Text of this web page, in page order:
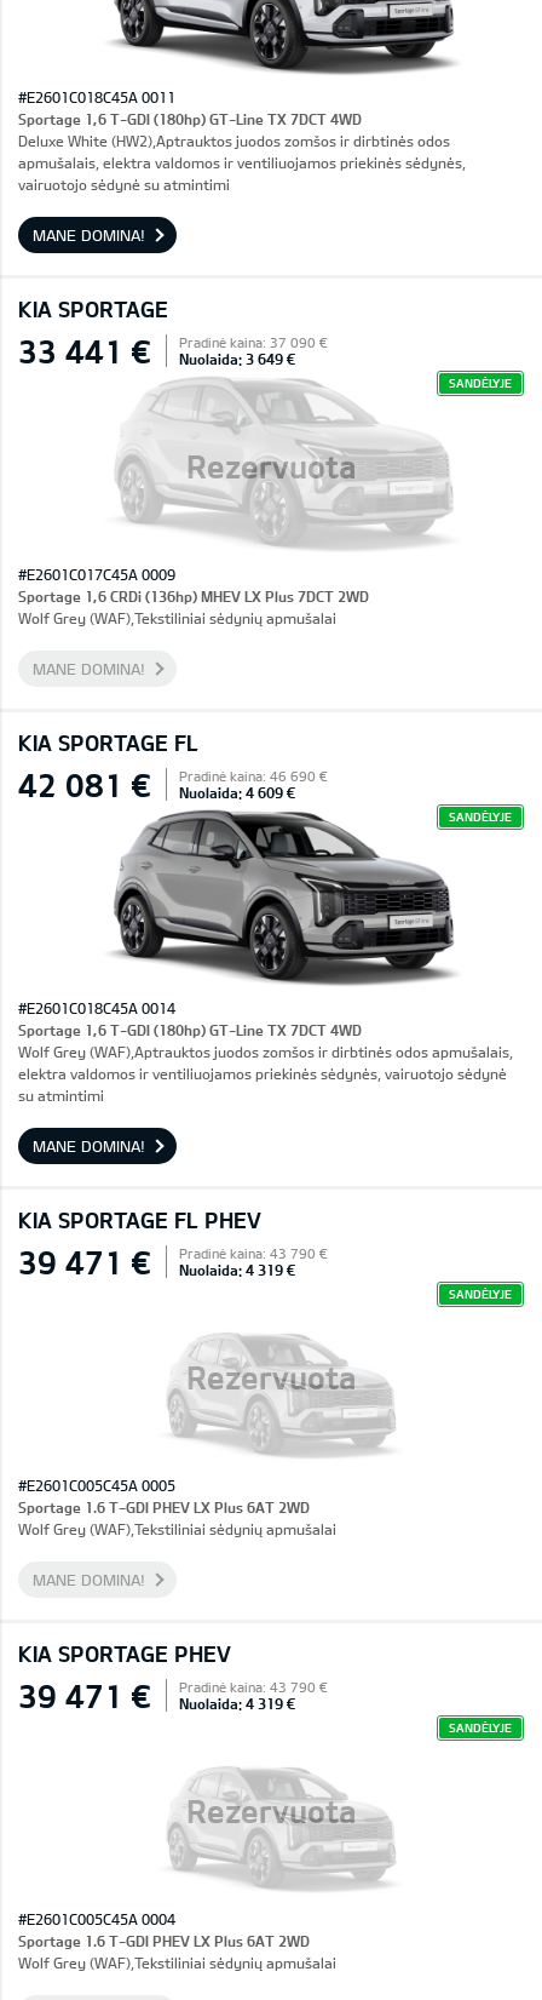
#E2601C018C45A 0011
Sportage 1,6 T-GDI (180hp) GT-Line TX 7DCT 4WD
Deluxe White (HW2),Aptrauktos juodos zomšos ir dirbtinės odos
apmušalais, elektra valdomos ir ventiliuojamos priekinės sėdynės,
vairuotojo sėdynė su atmintimi
MANE DOMINA!
KIA SPORTAGE
Rezervuota
33 441 € Pradinė kaina: 37 090 €
Nuolaida: 3 649 €
SANDĖLYJE
#E2601C017C45A 0009
Sportage 1,6 CRDi (136hp) MHEV LX Plus 7DCT 2WD
Wolf Grey (WAF),Tekstiliniai sėdynių apmušalai
MANE DOMINA!
KIA SPORTAGE FL
42 081 € Pradinė kaina: 46 690 €
Nuolaida: 4 609 €
SANDĖLYJE
#E2601C018C45A 0014
Sportage 1,6 T-GDI (180hp) GT-Line TX 7DCT 4WD
Wolf Grey (WAF),Aptrauktos juodos zomšos ir dirbtinės odos apmušalais,
elektra valdomos ir ventiliuojamos priekinės sėdynės, vairuotojo sėdynė
su atmintimi
MANE DOMINA!
KIA SPORTAGE FL PHEV
Rezervuota
39 471 € Pradinė kaina: 43 790 €
Nuolaida: 4 319 €
SANDĖLYJE
#E2601C005C45A 0005
Sportage 1.6 T-GDI PHEV LX Plus 6AT 2WD
Wolf Grey (WAF),Tekstiliniai sėdynių apmušalai
MANE DOMINA!
KIA SPORTAGE PHEV
Rezervuota
39 471 € Pradinė kaina: 43 790 €
Nuolaida: 4 319 €
SANDĖLYJE
#E2601C005C45A 0004
Sportage 1.6 T-GDI PHEV LX Plus 6AT 2WD
Wolf Grey (WAF),Tekstiliniai sėdynių apmušalai